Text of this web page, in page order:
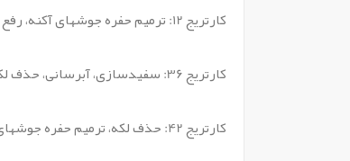
کارتریج 12: ترمیم حفره جوشهای آکنه، رفع آکنه، حذف علامت های کشیدگی و چروک.
کارتریج 36: سفیدسازی، آبرسانی، حذف لکه، جوان سازی پوست، کاستن از اندازه منافذ.
کارتریج 42: حذف لکه، ترمیم حفره جوشهای آکنه، جوان سازی پوست، کاستن از اندازه منافذ.